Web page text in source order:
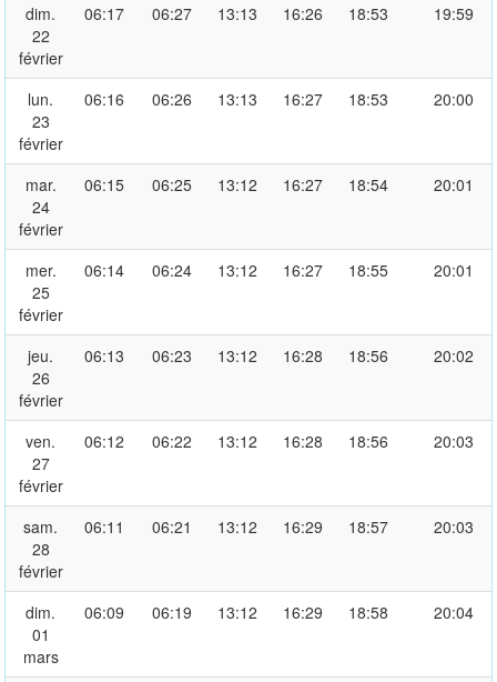
dim.
22
février
06:17 06:27 13:13 16:26 18:53 19:59
lun.
23
février
06:16 06:26 13:13 16:27 18:53 20:00
mar.
24
février
06:15 06:25 13:12 16:27 18:54 20:01
mer.
25
février
06:14 06:24 13:12 16:27 18:55 20:01
jeu.
26
février
06:13 06:23 13:12 16:28 18:56 20:02
ven.
27
février
06:12 06:22 13:12 16:28 18:56 20:03
sam.
28
février
06:11 06:21 13:12 16:29 18:57 20:03
dim.
01
mars
06:09 06:19 13:12 16:29 18:58 20:04